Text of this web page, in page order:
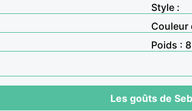
Style :
Couleur
Poids :
Les goûts de Seb